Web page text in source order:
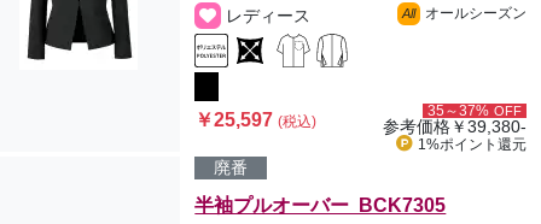
レディース
All オールシーズン
￥25,597(税込)
35～37% OFF
参考価格￥39,380-
1%ポイント 還元
廃番
半袖プルオーバー BCK7305